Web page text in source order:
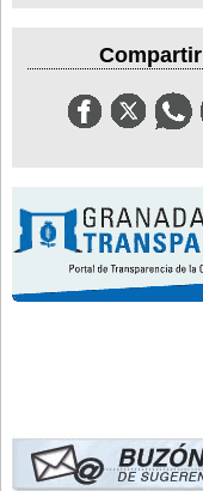
Compartir